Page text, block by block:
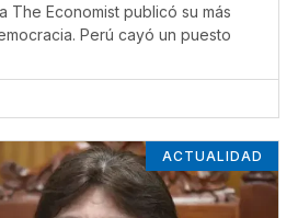
The Economist publicó su más
Perú cayó un puesto
ACTUALIDAD